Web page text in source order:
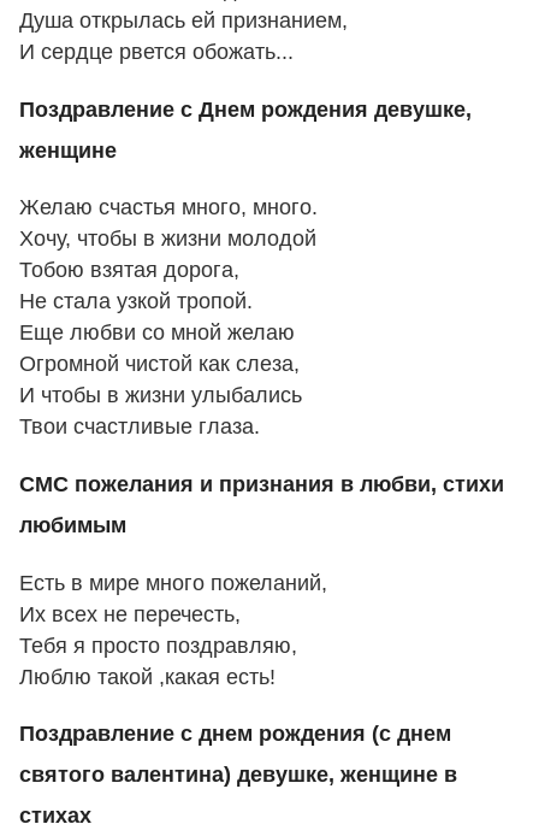
Душа открылась ей признанием,
И сердце рвется обожать...
Поздравление с Днем рождения девушке,
женщине
Желаю счастья много, много.
Хочу, чтобы в жизни молодой
Тобою взятая дорога,
Не стала узкой тропой.
Еще любви со мной желаю
Огромной чистой как слеза,
И чтобы в жизни улыбались
Твои счастливые глаза.
СМС пожелания и признания в любви, стихи
любимым
Есть в мире много пожеланий,
Их всех не перечесть,
Тебя я просто поздравляю,
Люблю такой ,какая есть!
Поздравление с днем рождения (с днем
святого валентина) девушке, женщине в
стихах